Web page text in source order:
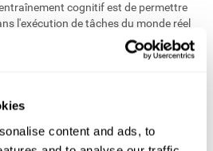
content and ads, to
cognitif est de permettre
l'exécution de tâches du monde réel
des finances, la gestion de la
maintien de l'interaction sociale. Parce
à savoir concevoir des
cognitifs et ne sont pas limitées à